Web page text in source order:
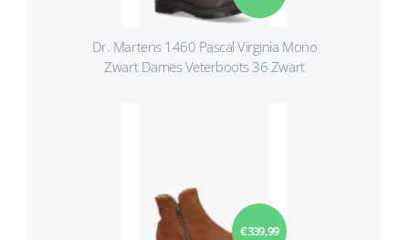
Dr. Martens 1460 Pascal Virginia Mono
Zwart Dames Veterboots 36 Zwart
€ 339,99